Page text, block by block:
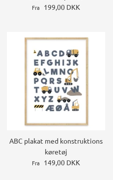
Fra 199,00 DKK
ABC plakat med konstruktions
køretøj
Fra 149,00 DKK